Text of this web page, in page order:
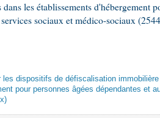
les établissements d'hébergement
sociaux et médico-sociaux
les dispositifs de défiscalisation
pour personnes âgées dépendantes et